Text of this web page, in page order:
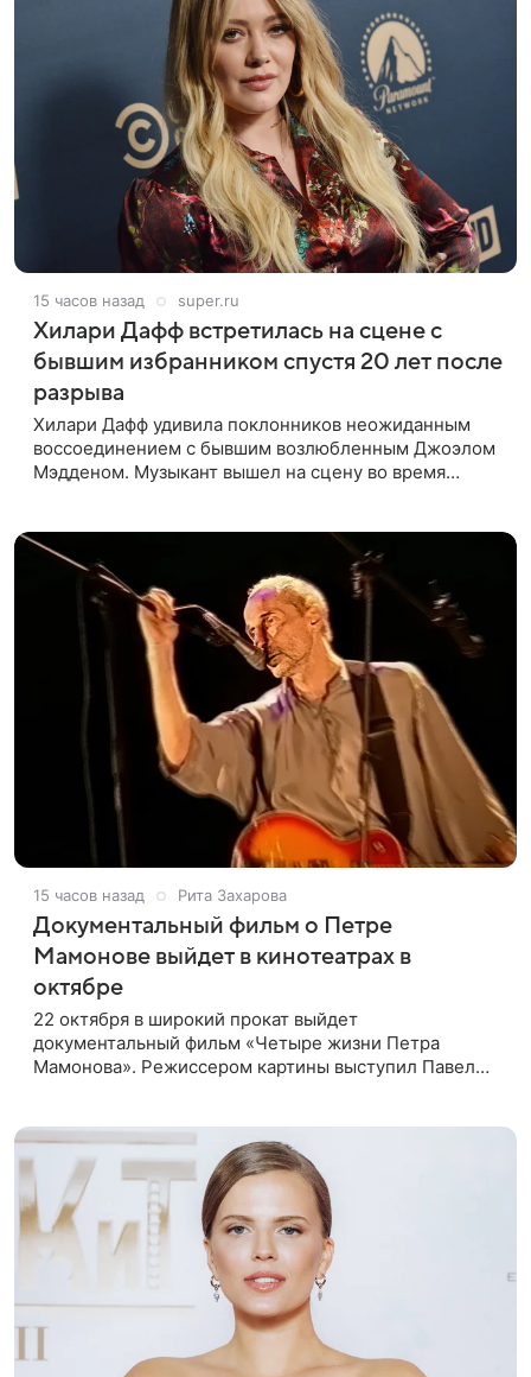
15 часов назад super.ru
Хилари Дафф встретилась на сцене с
бывшим избранником спустя 20 лет после
разрыва
Хилари Дафф удивила поклонников неожиданным
воссоединением с бывшим возлюбленным Джоэлом
Мэдденом. Музыкант вышел на сцену во время
15 часов назад Рита Захарова
Документальный фильм о Петре
Мамонове выйдет в кинотеатрах в
октябре
22 октября в широкий прокат выйдет
документальный фильм «Четыре жизни Петра
Мамонова». Режиссером картины выступил Павел